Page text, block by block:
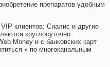
препаратов удобным
клиентов: Сиалис и другие
круглосуточно
Money и с банковских карт
» по многоканальным